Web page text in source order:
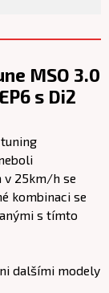
MSO 3.0
s Di2
tuning
v 25km/h se
kombinaci se
s tímto
dalšími modely